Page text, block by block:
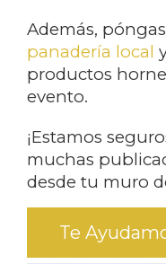
Además,
panadería local
productos
evento.
¡Estamos
muchas
desde tu muro
Te